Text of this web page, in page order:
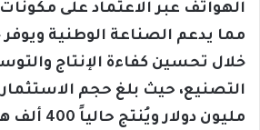
الهواتف عبر الاعتماد على
مما يدعم الصناعة الوطنية ويوفر
خلال تحسين كفاءة الإنتاج
مليون